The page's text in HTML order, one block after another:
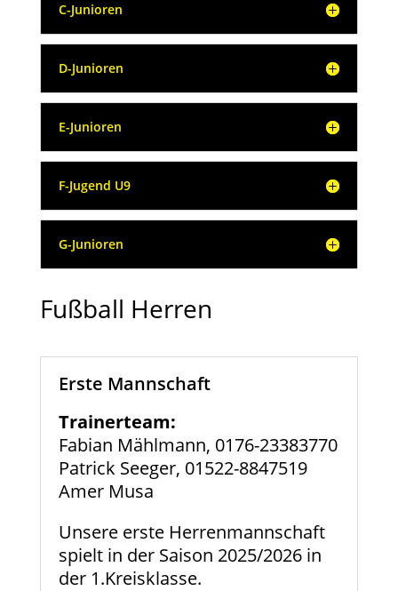
C-Junioren
D-Junioren
E-Junioren
F-Jugend U9
G-Junioren
Fußball Herren
Erste Mannschaft
Trainerteam:
Fabian Mählmann, 0176-23383770
Patrick Seeger, 01522-8847519
Amer Musa
Unsere erste Herrenmannschaft
spielt in der Saison 2025/2026 in
der 1.Kreisklasse.